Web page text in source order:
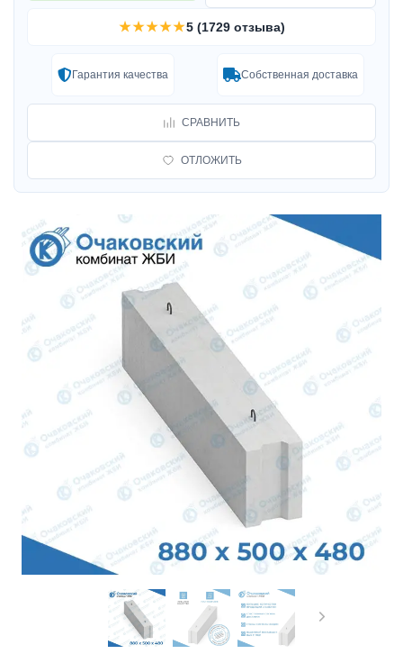
★★★★★5 (1729 отзыва)
Гарантия качества Собственная доставка
СРАВНИТЬ
ОТЛОЖИТЬ